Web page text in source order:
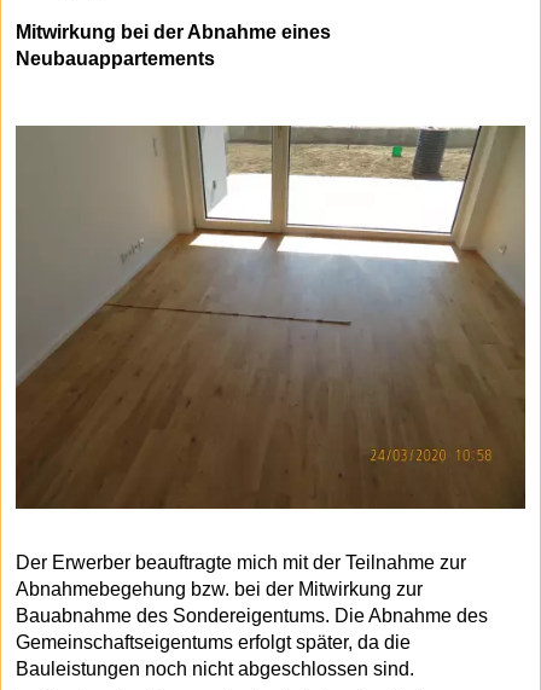
Mitwirkung bei der Abnahme eines
Neubauappartements
Der Erwerber beauftragte mich mit der Teilnahme zur
Abnahmebegehung bzw. bei der Mitwirkung zur
Bauabnahme des Sondereigentums. Die Abnahme des
Gemeinschaftseigentums erfolgt später, da die
Bauleistungen noch nicht abgeschlossen sind.